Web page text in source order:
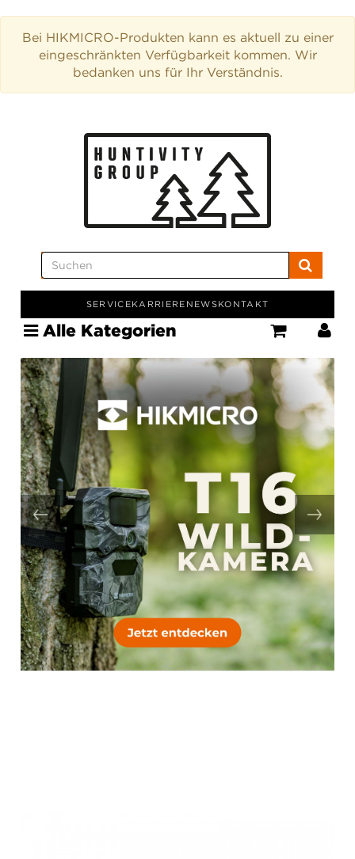
Bei HIKMICRO-Produkten kann es aktuell zu einer
eingeschränkten Verfügbarkeit kommen. Wir
bedanken uns für Ihr Verständnis.
SERVICEKARRIERE NEWSKONTAKT
Alle Kategorien